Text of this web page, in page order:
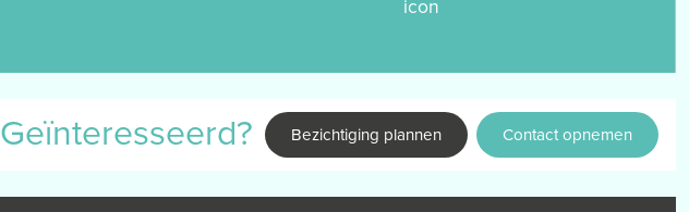
Geïnteresseerd? Bezichtiging plannen Contact opnemen